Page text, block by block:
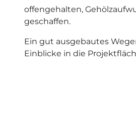
offengehalten,
geschaffen.
Ein gut ausgebautes
Einblicke in die